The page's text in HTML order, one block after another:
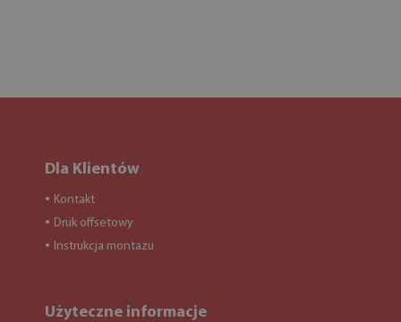
Dla Klientów
● Kontakt
● Druk offsetowy
● Instrukcja montażu
Użyteczne informacje